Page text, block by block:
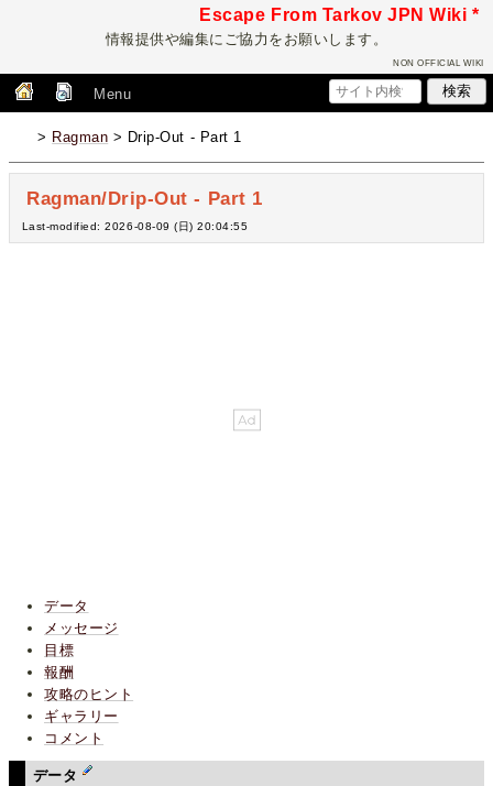
Escape From Tarkov JPN Wiki *
情報提供や編集にご協力をお願いします。
NON OFFICIAL WIKI
Menu
> Ragman > Drip-Out - Part 1
Ragman/Drip-Out - Part 1
Last-modified: 2026-08-09 (日) 20:04:55
データ
メッセージ
目標
報酬
攻略のヒント
ギャラリー
コメント
データ